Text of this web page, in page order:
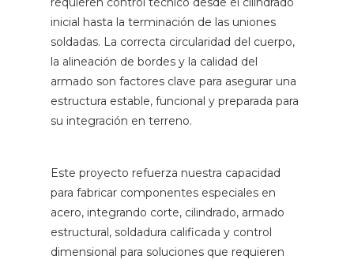
inicial hasta la terminación de las uniones
soldadas. La correcta circularidad del cuerpo,
la alineación de bordes y la calidad del
armado son factores clave para asegurar una
estructura estable, funcional y preparada para
su integración en terreno.
Este proyecto refuerza nuestra capacidad
para fabricar componentes especiales en
acero, integrando corte, cilindrado, armado
estructural, soldadura calificada y control
dimensional para soluciones que requieren